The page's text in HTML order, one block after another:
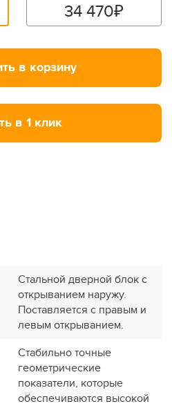
34 470₽
в корзину
в 1 клик
Стальной дверной блок с
открыванием наружу.
Поставляется с правым и
левым открыванием.
Стабильно точные
геометрические
показатели, которые
обеспечиваются высокой